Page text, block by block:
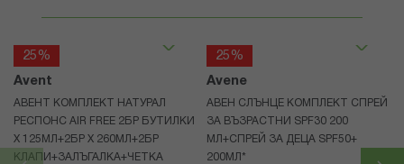
25%
Avent
АВЕНТ КОМПЛЕКТ НАТУРАЛ
РЕСПОНС AIR FREE 2БР БУТИЛКИ
Х 125МЛ+2БР Х 260МЛ+2БР
КЛАПИ+ЗАЛЪГАЛКА+ЧЕТКА
25%
Avene
АВЕН СЛЪНЦЕ КОМПЛЕКТ СПРЕЙ
ЗА ВЪЗРАСТНИ SPF30 200
МЛ+СПРЕЙ ЗА ДЕЦА SPF50+
200МЛ*